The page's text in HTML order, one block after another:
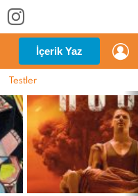
İçerik Yaz
Testler